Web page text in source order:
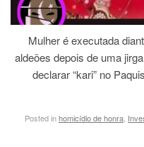
Mulher é executada
aldeões depois de uma
declarar “kari” no
Posted inhomicídio de honra